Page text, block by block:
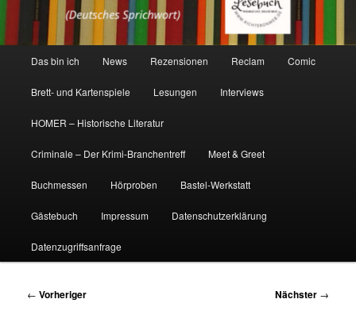
Das bin ich News Rezensionen Reclam Comic
Brett- und Kartenspiele Lesungen Interviews
HOMER – Historische Literatur
Criminale – Der Krimi-Branchentreff Meet & Greet
Buchmessen Hörproben Bastel-Werkstatt
Gästebuch Impressum Datenschutzerklärung
Datenzugriffsanfrage
Beitragsnavigation
← Vorheriger Nächster →